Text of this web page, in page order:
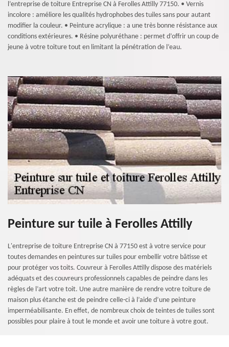
l’entreprise de toiture Entreprise CN à Ferolles Attilly 77150. • Vernis
incolore : améliore les qualités hydrophobes des tuiles sans pour autant
modifier la couleur. • Peinture acrylique : a une très bonne résistance aux
conditions extérieures. • Résine polyuréthane : permet d’offrir un coup de
jeune à votre toiture tout en limitant la pénétration de l’eau.
Peinture sur tuile à Ferolles Attilly
L'entreprise de toiture Entreprise CN à 77150 est à votre service pour
toutes demandes en peintures sur tuiles pour embellir votre bâtisse et
pour protéger vos toits. Couvreur à Ferolles Attilly dispose des matériels
adéquats et des couvreurs professionnels capables de peindre dans les
règles de l’art votre toit. Une autre manière de rendre votre toiture de
maison plus étanche est de peindre celle-ci à l’aide d’une peinture
imperméabilisante. En effet, de nombreux choix de teintes de tuiles sont
possibles pour plaire à tout le monde et avoir une toiture à votre gout.